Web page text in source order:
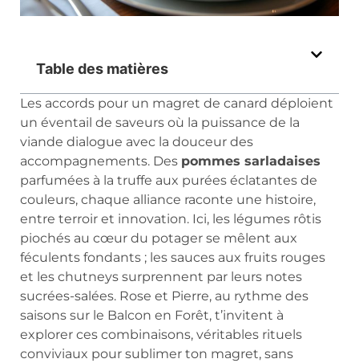
Table des matières
Les accords pour un magret de canard déploient
un éventail de saveurs où la puissance de la
viande dialogue avec la douceur des
accompagnements. Des pommes sarladaises
parfumées à la truffe aux purées éclatantes de
couleurs, chaque alliance raconte une histoire,
entre terroir et innovation. Ici, les légumes rôtis
piochés au cœur du potager se mêlent aux
féculents fondants ; les sauces aux fruits rouges
et les chutneys surprennent par leurs notes
sucrées-salées. Rose et Pierre, au rythme des
saisons sur le Balcon en Forêt, t’invitent à
explorer ces combinaisons, véritables rituels
conviviaux pour sublimer ton magret, sans